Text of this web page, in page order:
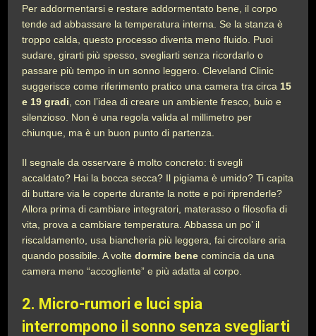
Per addormentarsi e restare addormentato bene, il corpo
tende ad abbassare la temperatura interna. Se la stanza è
troppo calda, questo processo diventa meno fluido. Puoi
sudare, girarti più spesso, svegliarti senza ricordarlo o
passare più tempo in un sonno leggero. Cleveland Clinic
suggerisce come riferimento pratico una camera tra circa 15
e 19 gradi , con l’idea di creare un ambiente fresco, buio e
silenzioso. Non è una regola valida al millimetro per
chiunque, ma è un buon punto di partenza.
Il segnale da osservare è molto concreto: ti svegli
accaldato? Hai la bocca secca? Il pigiama è umido? Ti capita
di buttare via le coperte durante la notte e poi riprenderle?
Allora prima di cambiare integratori, materasso o filosofia di
vita, prova a cambiare temperatura. Abbassa un po’ il
riscaldamento, usa biancheria più leggera, fai circolare aria
quando possibile. A voltedormire bene comincia da una
camera meno “accogliente” e più adatta al corpo.
2. Micro-rumori e luci spia
interrompono il sonno senza svegliarti